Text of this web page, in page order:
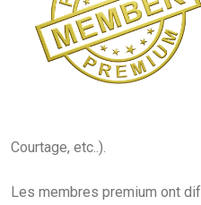
Courtage, etc..).
Les membres premium ont